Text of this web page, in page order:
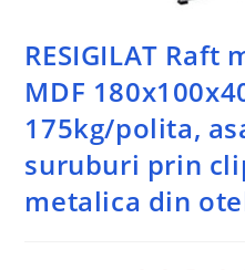
RESIGILAT
MDF
175kg/polita,
suruburi prin
metalica din